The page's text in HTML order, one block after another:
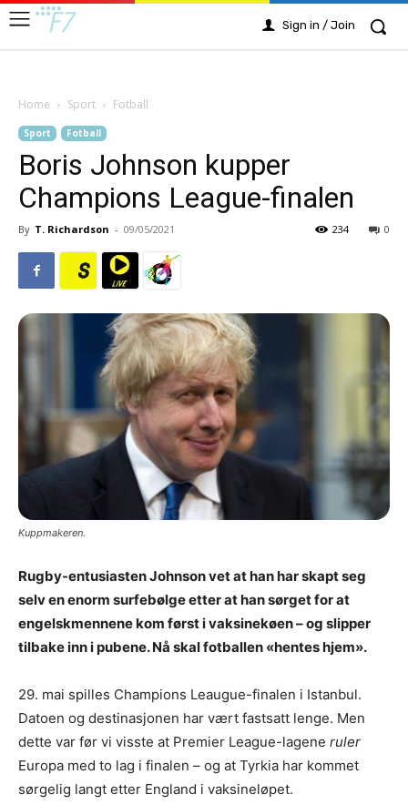
Sign in / Join
Home Sport Fotball
Sport Fotball
Boris Johnson kupper
Champions League-finalen
By T. Richardson - 09/05/2021 0
234
Kuppmakeren.
Rugby-entusiasten Johnson vet at han har skapt seg
selv en enorm surfebølge etter at han sørget for at
engelskmennene kom først i vaksinekøen – og slipper
tilbake inn i pubene. Nå skal fotballen «hentes hjem».
29. mai spilles Champions Leaugue-finalen i Istanbul.
Datoen og destinasjonen har vært fastsatt lenge. Men
dette var før vi visste at Premier League-lagene ruler
Europa med to lag i finalen – og at Tyrkia har kommet
sørgelig langt etter England i vaksineløpet.